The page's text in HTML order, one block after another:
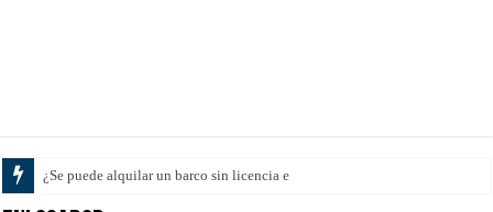
¿Se puede alquilar un barco sin licencia en el Ma